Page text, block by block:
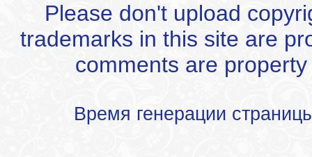
Please don't upload
trademarks in this site are
comments are
Время генерации